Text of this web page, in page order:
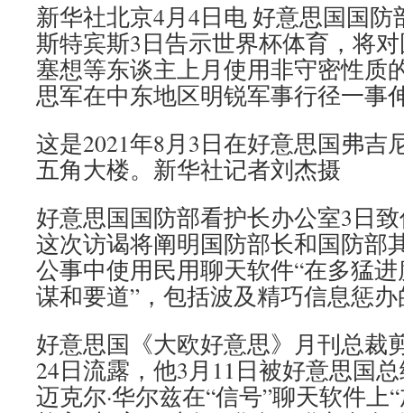
新华社北京4月4日电 好意思国国防
斯特宾斯3日告示世界杯体育，将
塞想等东谈主上月使用非守密性质
思军在中东地区明锐军事行径一事
这是2021年8月3日在好意思国弗吉
五角大楼。新华社记者刘杰摄
好意思国国防部看护长办公室3日
这次访谒将阐明国防部长和国防部
公事中使用民用聊天软件“在多猛
谋和要道”，包括波及精巧信息惩
好意思国《大欧好意思》月刊总裁
24日流露，他3月11日被好意思国
迈克尔·华尔兹在“信号”聊天软件上